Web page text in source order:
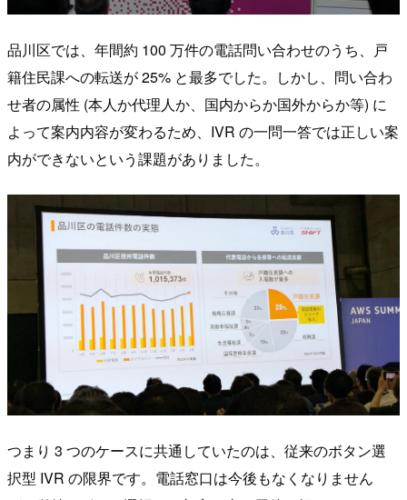
品川区では、年間約 100 万件の電話問い合わせのうち、戸
籍住民課への転送が 25% と最多でした。しかし、問い合わ
せ者の属性 (本人か代理人か、国内からか国外からか等) に
よって案内内容が変わるため、IVR の一問一答では正しい案
内ができないという課題がありました。
つまり 3 つのケースに共通していたのは、従来のボタン選
択型 IVR の限界です。電話窓口は今後もなくなりません